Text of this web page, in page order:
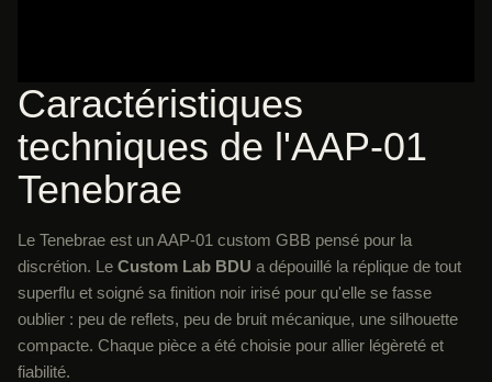
Caractéristiques
techniques de l'AAP-01
Tenebrae
Le Tenebrae est un AAP-01 custom GBB pensé pour la
discrétion. Le Custom Lab BDU a dépouillé la réplique de tout
superflu et soigné sa finition noir irisé pour qu'elle se fasse
oublier : peu de reflets, peu de bruit mécanique, une silhouette
compacte. Chaque pièce a été choisie pour allier légèreté et
fiabilité.